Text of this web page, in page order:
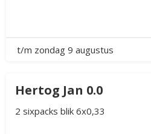
t/m zondag 9 augustus
Hertog Jan 0.0
2 sixpacks blik 6x0,33